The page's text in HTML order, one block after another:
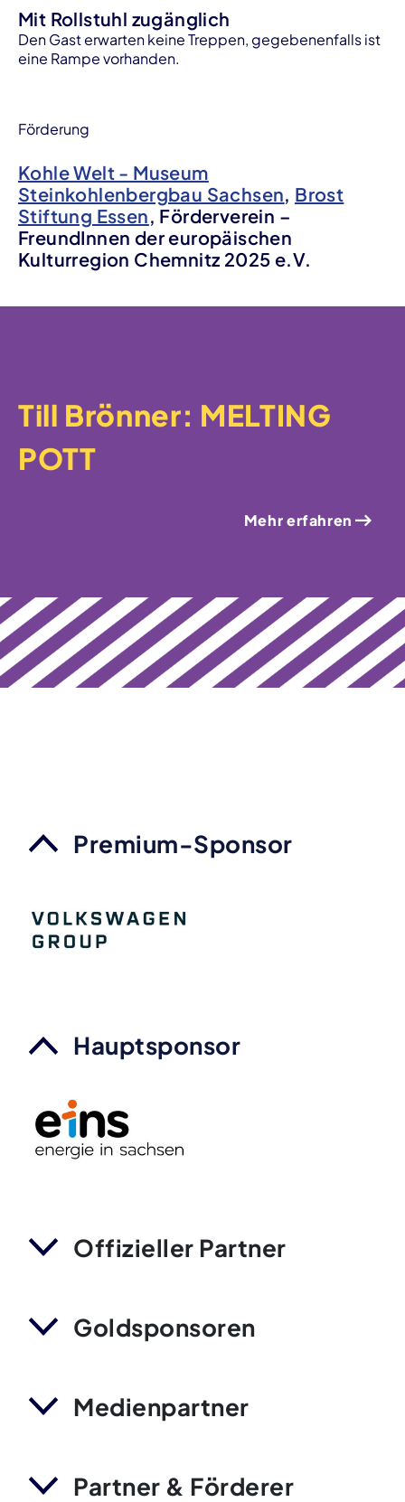
Mit Rollstuhl zugänglich
Den Gast erwarten keine Treppen, gegebenenfalls ist
eine Rampe vorhanden.
Förderung
Kohle Welt - Museum
Steinkohlenbergbau Sachsen, Brost
Stiftung Essen, Förderverein –
FreundInnen der europäischen
Kulturregion Chemnitz 2025 e.V.
Till Brönner: MELTING
POTT
Mehr erfahren
Premium-Sponsor
Hauptsponsor
Offizieller Partner
Goldsponsoren
Medienpartner
Partner & Förderer